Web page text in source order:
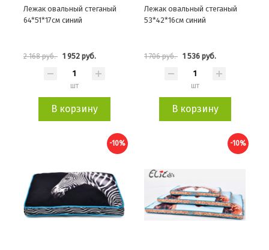
Лежак овальный стеганый
64*51*17см синий
2 168 руб. 1 952 руб.
шт
В корзину
Лежак овальный стеганый
53*42*16см синий
1 706 руб. 1 536 руб.
шт
В корзину
-10% -10%